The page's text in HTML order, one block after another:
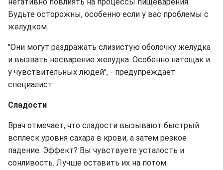
Будьте осторожны, особенно если у вас проблемы с
желудком.
"Они могут раздражать слизистую оболочку желудка
и вызвать несварение желудка. Особенно натощак и
у чувствительных людей", - предупреждает
специалист.
Сладости
Врач отмечает, что сладости вызывают быстрый
всплеск уровня сахара в крови, а затем резкое
падение. Эффект? Вы чувствуете усталость и
сонливость. Лучше оставить их на потом.